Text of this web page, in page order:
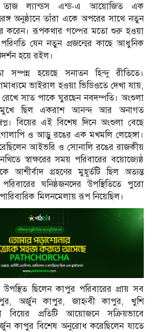
তাজ ল্যান্ডস এন্ড-এ আয়োজিত এক
অনুষ্ঠানে তাঁরা একে অপরের সাথে নতুন
করেন। রূপকথার গল্পের মতো শুরু হওয়া
যেন নতুন প্রজন্মের কাছে আধুনিক
হয়ে রইল।
সম্পন্ন হয়েছে সনাতন হিন্দু রীতিতে।
ভাইরাল হওয়া ভিডিওতে দেখা যায়,
রেখে সাত পাকে ঘুরছেন নবদম্পতি। অংশুলা
ছিল একরাশ আনন্দ আর অনাগত
বিয়ের এই বিশেষ দিনে অংশুলা বেছে
ও আড়ু রঙের এক মখমলি লেহেঙ্গা।
আইভরি ও সোনালি রঙের রাজকীয়
স্বাক্ষরের সময় পরিবারের বয়োজ্যেষ্ঠ
আশীর্বাদ গ্রহণের মুহূর্তটি ছিল অত্যন্ত
ঘনিষ্ঠজনদের উপস্থিতিতে পুরো
মিলনমেলায় রূপ নিয়েছিল।
উপস্থিত ছিলেন কাপুর পরিবারের প্রায় সব
অর্জুন কাপুর, জাহ্নবী কাপুর, খুশি
বিয়ের প্রতিটি আয়োজনে সক্রিয়ভাবে
কাপুর বিশেষ অনুরোধ করেছিলেন যাতে